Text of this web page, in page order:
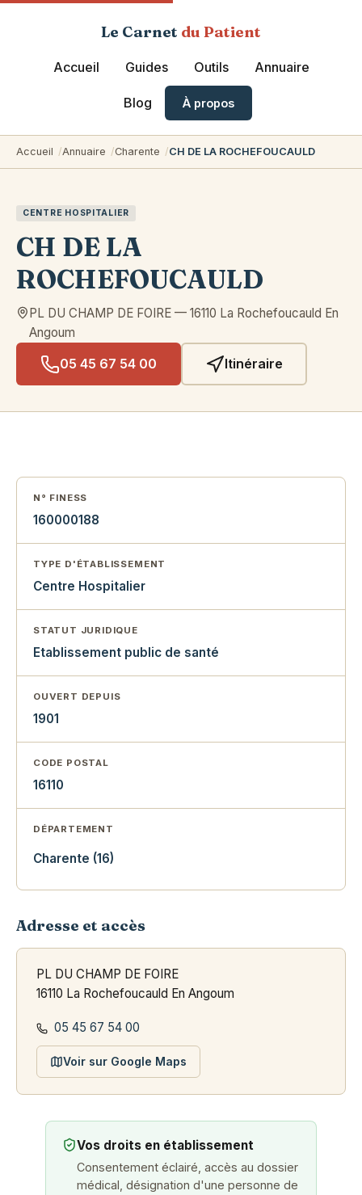
Le Carnet du Patient
Accueil Guides Outils Annuaire
Blog À propos
Accueil Annuaire Charente CH DE LA ROCHEFOUCAULD
CENTRE HOSPITALIER
CH DE LA
ROCHEFOUCAULD
PL DU CHAMP DE FOIRE — 16110 La Rochefoucauld En
Angoum
05 45 67 54 00 Itinéraire
N° FINESS
160000188
TYPE D'ÉTABLISSEMENT
Centre Hospitalier
STATUT JURIDIQUE
Etablissement public de santé
OUVERT DEPUIS
1901
CODE POSTAL
16110
DÉPARTEMENT
Charente (16)
Adresse et accès
PL DU CHAMP DE FOIRE
16110 La Rochefoucauld En Angoum
05 45 67 54 00
Voir sur Google Maps
Vos droits en établissement
Consentement éclairé, accès au dossier
médical, désignation d'une personne de